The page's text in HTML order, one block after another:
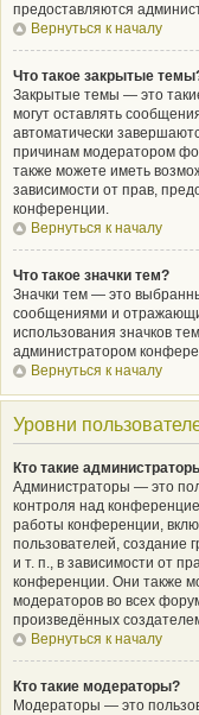
предоставляются
Вернуться к началу
Что такое закрытые
Закрытые темы — это
могут оставлять
автоматически
причинам модератором
также можете иметь
зависимости от прав,
конференции.
Вернуться к началу
Что такое значки тем?
Значки тем — это
сообщениями и
использования значков
администратором
Вернуться к началу
Уровни
Кто такие
Администраторы — это
контроля над
работы конференции,
пользователей, создание
и т. п., в зависимости от
конференции. Они также
модераторов во всех
произведённых
Вернуться к началу
Кто такие модераторы?
Модераторы — это